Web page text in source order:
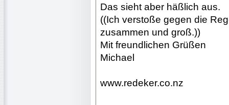
Das sieht aber häßlich aus.
((Ich verstoße gegen die
zusammen und groß.))
Mit freundlichen Grüßen
Michael
www.redeker.co.nz